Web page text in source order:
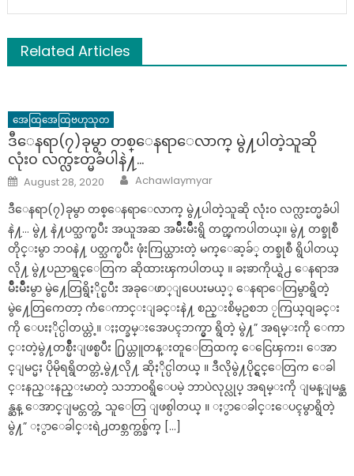
Related Articles
အေထြအေထြဗဟုသုတ
ဒီေနရာ(၇)ခုမွာ တစ္ေနရာေလာက္ မွဲ႔ပါတဲ့သူဆို
လုံး၀ လက္လႊတ္မခံပါနဲ႔…
Posted
on
August 28, 2020 Author
Achawlaymyar
ဒီေနရာ(၇)ခုမွာ တစ္ေနရာေလာက္ မွဲ႔ပါတဲ့သူဆို လုံး၀ လက္လႊတ္မခံပါ
နဲ႔… မွဲ႔ နဲ႔ပတ္သက္ၿပီး အယူအဆ အမ်ိဳးမ်ိဳးရွိ တတ္ၾကပါတယ္။ မွဲ႔ တစ္ခုစီ
တိုင္းမွာ ဘဝနဲ႔ ပတ္သက္ၿပီး ဖုံးကြယ္ထားတဲ့ မက္ေဆ့ခ်္ တစ္ခုစီ ရွိပါတယ္
လို႔ မွဲ႔ပညာရွင္ေတြက ဆိုထားၾကပါတယ္ ။ ခႏၶာကိုယ္ရဲ႕ ေနရာအ
မ်ိဳးမ်ိဳးမွာ မွဲ႔ေတြရွိႏိုင္ၿပီး အခုေဖာ္ျပေပးမယ့္ ေနရာေတြမွာရွိတဲ့
မွဲ႔ေတြကေတာ့ ကံေကာင္းျခင္းနဲ႔ စည္းစိမ္ဥစၥာ ႂကြယ္ဝျခင္း
ကို ေပးႏိုင္ပါတယ္တဲ့။ ႏႈတ္ခမ္းအေပၚဘက္မွာ ရွိတဲ့ မွဲ႔” အရမ္းကို ေကာ
င္းတဲ့မွဲ႔တစ္မ်ိဳးျဖစ္ၿပီး ႐ြယ္တူတန္းတူေတြထက္ ေငြေၾကး၊ ေအာ
င္ျမင္မႈ ပိုမိုရရွိတတ္တဲ့မွဲ႔လို႔ ဆိုႏိုင္ပါတယ္ ။ ဒီလိုမွဲ႔ပိုင္ရွင္ေတြက ေခါ
င္းနည္းနည္းမာတဲ့ သဘာဝရွိေပမဲ့ ဘာပဲလုပ္လုပ္ အရမ္းကို ျမန္ျမန္ဆ
န္ဆန္ ေအာင္ျမင္တတ္တဲ့ သူေတြ ျဖစ္ပါတယ္ ။ ႏွာေခါင္းေပၚမွာရွိတဲ့
မွဲ႔” ႏွာေခါင္းရဲ႕တစ္ဘက္တစ္ခ်က္ […]